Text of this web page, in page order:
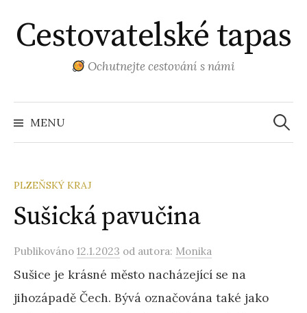
k
obsahu
Cestovatelské tapas
Ochutnejte cestování s námi
MENU
PLZEŇSKÝ KRAJ
Sušická pavučina
Publikováno 12.1.2023 od autora: Monika
Sušice je krásné město nacházející se na
jihozápadě Čech. Bývá označována také jako